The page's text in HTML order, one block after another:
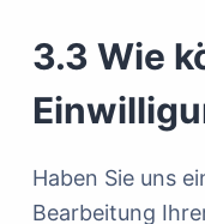
3.3 Wie
Haben Sie uns
Bearbeitung